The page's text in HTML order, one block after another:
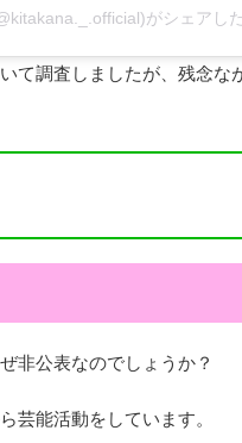
がシェアし
て調査しましたが、残念な
非公表なのでしょうか？
芸能活動をしています。